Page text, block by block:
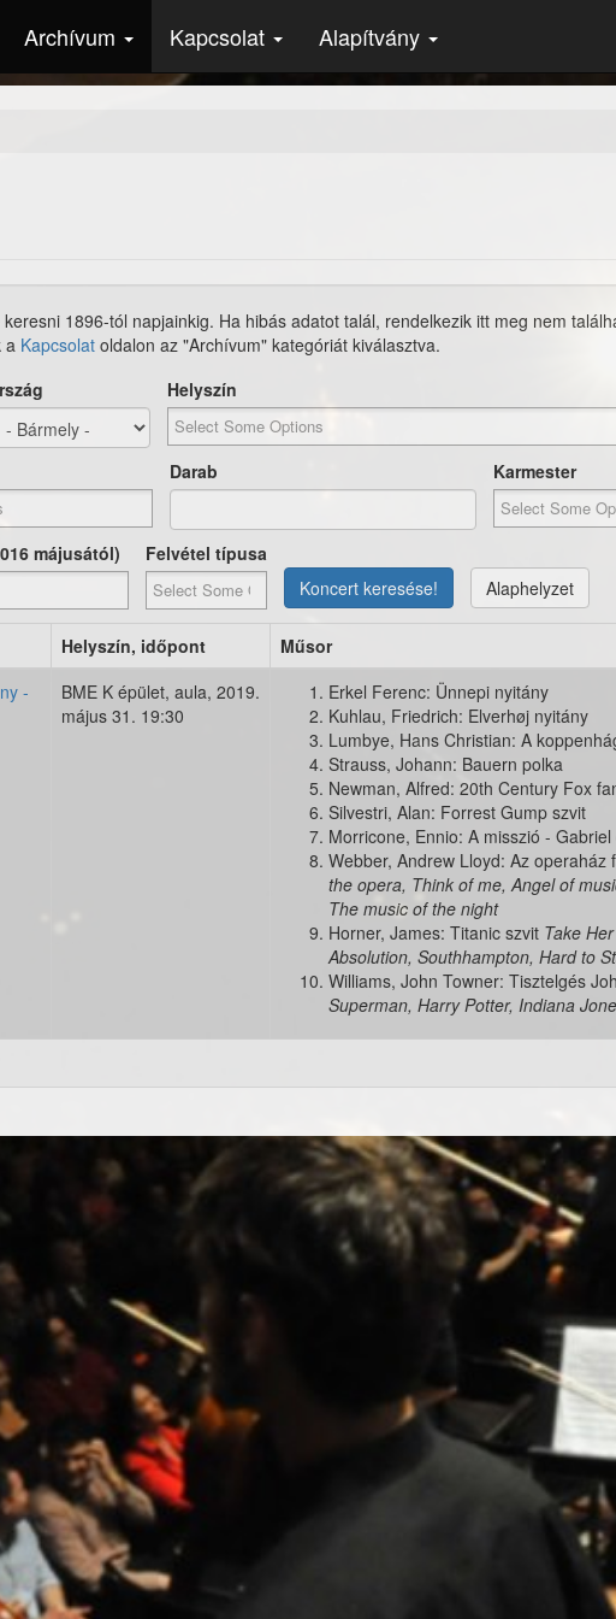
Archívum Kapcsolat Alapítvány
1896-tól napjainkig. Ha hibás adatot talál, rendelkezik itt meg nem
a Kapcsolat oldalon az "Archívum" kategóriát kiválasztva.
Helyszín
Darab Karmester
májusától)
Felvétel típusa
Koncert keresése!
Alaphelyzet
Helyszín, időpont
Műsor
-
BME K épület, aula, 2019.
május 31. 19:30
Erkel Ferenc: Ünnepi nyitány
Kuhlau, Friedrich: Elverhøj nyitány
Lumbye, Hans Christian: A
Strauss, Johann: Bauern polka
Newman, Alfred: 20th Century Fox
Silvestri, Alan: Forrest Gump szvit
Morricone, Ennio: A misszió -
Webber, Andrew Lloyd: Az operaház
the opera, Think of me, Angel of
The music of the night
Horner, James: Titanic szvit Take
Absolution, Southhampton, Hard to
Williams, John Towner: Tisztelgés
Superman, Harry Potter, Indiana